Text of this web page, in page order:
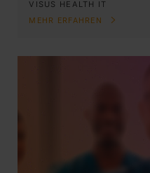
VISUS HEALTH IT
MEHR ERFAHREN